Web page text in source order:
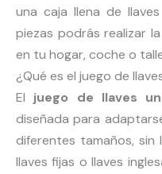
una caja llena de
piezas podrás realizar
en tu hogar, coche o
¿Qué es el juego de
El juego de llaves
diseñada para
diferentes tamaños,
llaves fijas o llaves